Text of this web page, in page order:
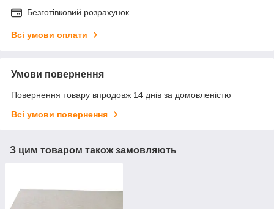
Безготівковий розрахунок
Всі умови оплати
Умови повернення
Повернення товару впродовж 14 днів за домовленістю
Всі умови повернення
З цим товаром також замовляють